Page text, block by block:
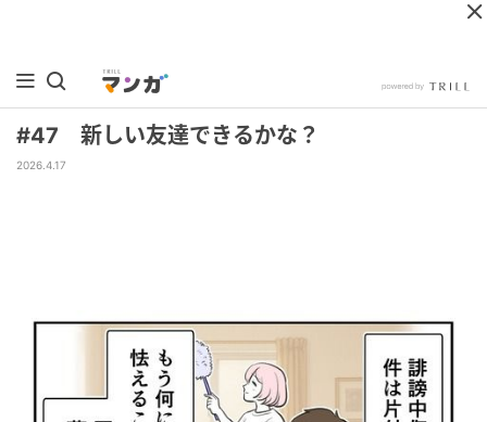
#47 新しい友達できるかな？
2026.4.17